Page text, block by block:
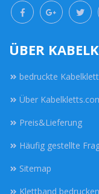
ÜBER
bedruckte Kabelklett
Über
Preis&Lieferung
Häufig gestellte
Sitemap
Klettband bedrucken